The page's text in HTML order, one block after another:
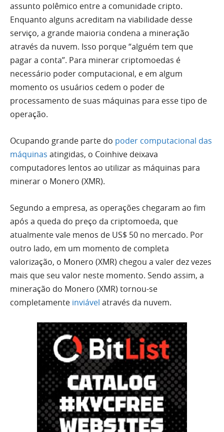
assunto polêmico entre a comunidade cripto.
Enquanto alguns acreditam na viabilidade desse
serviço, a grande maioria condena a mineração
através da nuvem. Isso porque “alguém tem que
pagar a conta”. Para minerar criptomoedas é
necessário poder computacional, e em algum
momento os usuários cedem o poder de
processamento de suas máquinas para esse tipo de
operação.
Ocupando grande parte do poder computacional das
máquinas atingidas, o Coinhive deixava
computadores lentos ao utilizar as máquinas para
minerar o Monero (XMR).
Segundo a empresa, as operações chegaram ao fim
após a queda do preço da criptomoeda, que
atualmente vale menos de US$ 50 no mercado. Por
outro lado, em um momento de completa
valorização, o Monero (XMR) chegou a valer dez vezes
mais que seu valor neste momento. Sendo assim, a
mineração do Monero (XMR) tornou-se
completamente inviável através da nuvem.